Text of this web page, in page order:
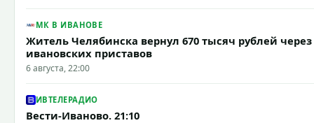
МК В ИВАНОВЕ
Житель Челябинска вернул 670 тысяч рублей через
ивановских приставов
6 августа, 22:00
ИВТЕЛЕРАДИО
Вести-Иваново. 21:10